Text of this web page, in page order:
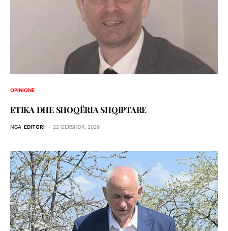
OPINIONE
ETIKA DHE SHOQЁRIA SHQIPTARE
NGA EDITORI 22 QERSHOR, 2026